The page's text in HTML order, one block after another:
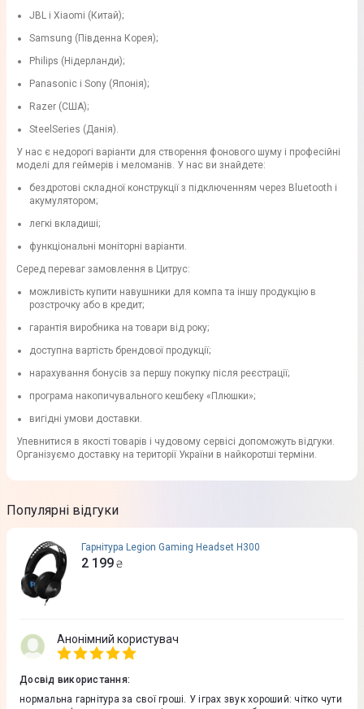
JBL і Xiaomi (Китай);
Samsung (Південна Корея);
Philips (Нідерланди);
Panasonic і Sony (Японія);
Razer (США);
SteelSeries (Данія).
У нас є недорогі варіанти для створення фонового шуму і професійні
моделі для геймерів і меломанів. У нас ви знайдете:
бездротові складної конструкції з підключенням через Bluetooth і
акумулятором;
легкі вкладиші;
функціональні моніторні варіанти.
Серед переваг замовлення в Цитрус:
можливість купити навушники для компа та іншу продукцію в
розстрочку або в кредит;
гарантія виробника на товари від року;
доступна вартість брендової продукції;
нарахування бонусів за першу покупку після реєстрації;
програма накопичувального кешбеку «Плюшки»;
вигідні умови доставки.
Упевнитися в якості товарів і чудовому сервісі допоможуть відгуки.
Організуємо доставку на території України в найкоротші терміни.
Популярні відгуки
Гарнітура Legion Gaming Headset H300
2 199 ₴
Анонімний користувач
Досвід використання:
нормальна гарнітура за свої гроші. У іграх звук хороший: чітко чути